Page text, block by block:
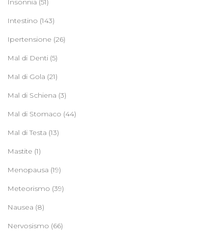
Insonnia (51)
Intestino (143)
Ipertensione (26)
Mal di Denti (5)
Mal di Gola (21)
Mal di Schiena (3)
Mal di Stomaco (44)
Mal di Testa (13)
Mastite (1)
Menopausa (19)
Meteorismo (39)
Nausea (8)
Nervosismo (66)